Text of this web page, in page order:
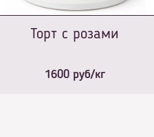
Торт с розами
1600руб/кг